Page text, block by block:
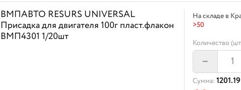
ВМПАВТО RESURS UNIVERSAL
Присадка для двигателя 100г пласт.флакон
ВМП4301 1/20шт
На складе в
>50
Количество
–
Сумма: 1201.19